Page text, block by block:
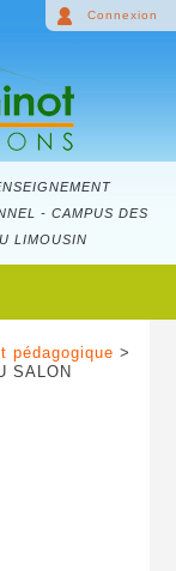
- CAMPUS DES
LIMOUSIN
Connexion
pédagogique >
SALON